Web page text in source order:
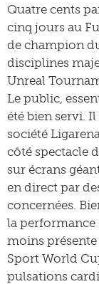
Quatre cents
cinq jours au
de champion
disciplines
Unreal
Le public,
été bien servi.
société
côté spectacle
sur écrans
en direct par
concernées.
la performance
moins présente
Sport World
pulsations